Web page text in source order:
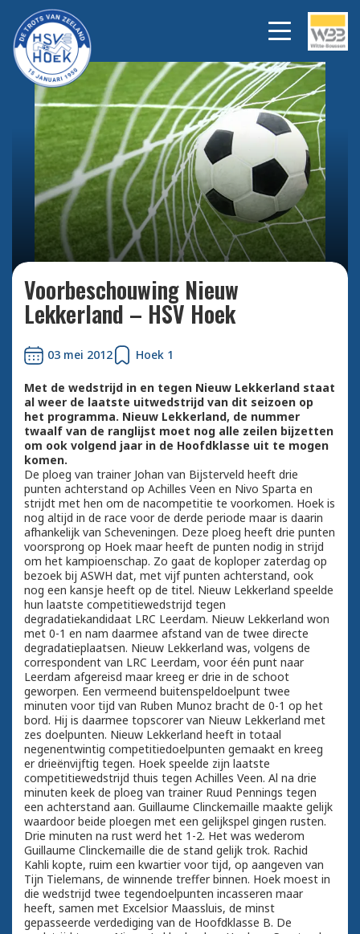
Bekijk alle foto's
Voorbeschouwing Nieuw
Lekkerland – HSV Hoek
03 mei 2012 Hoek 1
Met de wedstrijd in en tegen Nieuw Lekkerland staat
al weer de laatste uitwedstrijd van dit seizoen op
het programma. Nieuw Lekkerland, de nummer
twaalf van de ranglijst moet nog alle zeilen bijzetten
om ook volgend jaar in de Hoofdklasse uit te mogen
komen.
De ploeg van trainer Johan van Bijsterveld heeft drie
punten achterstand op Achilles Veen en Nivo Sparta en
strijdt met hen om de nacompetitie te voorkomen. Hoek is
nog altijd in de race voor de derde periode maar is daarin
afhankelijk van Scheveningen. Deze ploeg heeft drie punten
voorsprong op Hoek maar heeft de punten nodig in strijd
om het kampioenschap. Zo gaat de koploper zaterdag op
bezoek bij ASWH dat, met vijf punten achterstand, ook
nog een kansje heeft op de titel. Nieuw Lekkerland speelde
hun laatste competitiewedstrijd tegen
degradatiekandidaat LRC Leerdam. Nieuw Lekkerland won
met 0-1 en nam daarmee afstand van de twee directe
degradatieplaatsen. Nieuw Lekkerland was, volgens de
correspondent van LRC Leerdam, voor één punt naar
Leerdam afgereisd maar kreeg er drie in de schoot
geworpen. Een vermeend buitenspeldoelpunt twee
minuten voor tijd van Ruben Munoz bracht de 0-1 op het
bord. Hij is daarmee topscorer van Nieuw Lekkerland met
zes doelpunten. Nieuw Lekkerland heeft in totaal
negenentwintig competitiedoelpunten gemaakt en kreeg
er drieënvijftig tegen. Hoek speelde zijn laatste
competitiewedstrijd thuis tegen Achilles Veen. Al na drie
minuten keek de ploeg van trainer Ruud Pennings tegen
een achterstand aan. Guillaume Clinckemaille maakte gelijk
waardoor beide ploegen met een gelijkspel gingen rusten.
Drie minuten na rust werd het 1-2. Het was wederom
Guillaume Clinckemaille die de stand gelijk trok. Rachid
Kahli kopte, ruim een kwartier voor tijd, op aangeven van
Tijn Tielemans, de winnende treffer binnen. Hoek moest in
die wedstrijd twee tegendoelpunten incasseren maar
heeft, samen met Excelsior Maassluis, de minst
gepasseerde verdediging van de Hoofdklasse B. De